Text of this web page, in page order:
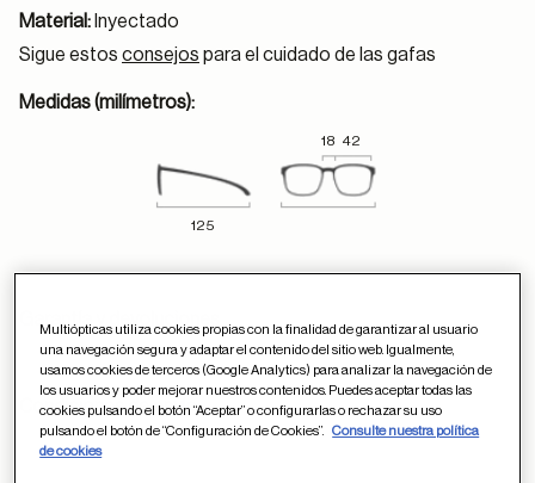
Material: Inyectado
Sigue estos consejos para el cuidado de las gafas
Medidas (milímetros):
18 42
125
Condiciones de envío
Multiópticas utiliza cookies propias con la finalidad de garantizar al usuario
una navegación segura y adaptar el contenido del sitio web. Igualmente,
usamos cookies de terceros (Google Analytics) para analizar la navegación de
los usuarios y poder mejorar nuestros contenidos. Puedes aceptar todas las
cookies pulsando el botón “Aceptar” o configurarlas o rechazar su uso
pulsando el botón de “Configuración de Cookies”.
Consulte nuestra política
de cookies